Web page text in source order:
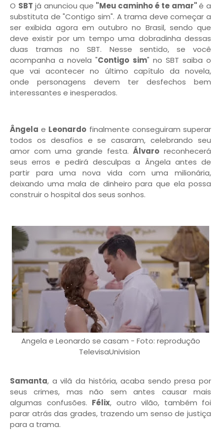
O SBT já anunciou que "Meu caminho é te amar"é a
substituta de "Contigo sim". A trama deve começar a
ser exibida agora em outubro no Brasil, sendo que
deve existir por um tempo uma dobradinha dessas
duas tramas no SBT. Nesse sentido, se você
acompanha a novela "Contigo sim" no SBT saiba o
que vai acontecer no último capítulo da novela,
onde personagens devem ter desfechos bem
interessantes e inesperados.
Ângela e Leonardo finalmente conseguiram superar
todos os desafios e se casaram, celebrando seu
amor com uma grande festa.Álvaro reconhecerá
seus erros e pedirá desculpas a Ângela antes de
partir para uma nova vida com uma milionária,
deixando uma mala de dinheiro para que ela possa
construir o hospital dos seus sonhos.
Angela e Leonardo se casam - Foto: reprodução
TelevisaUnivision
Samanta, a vilã da história, acaba sendo presa por
seus crimes, mas não sem antes causar mais
algumas confusões. Félix, outro vilão, também foi
parar atrás das grades, trazendo um senso de justiça
para a trama.